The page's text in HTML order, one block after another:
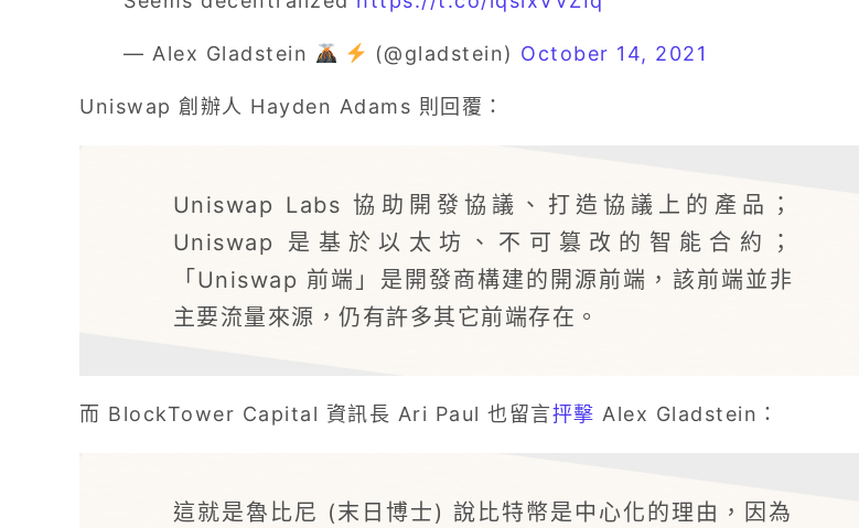
— Alex Gladstein (@gladstein) October 14, 2021
Uniswap 創辦人 Hayden Adams 則回覆：
Uniswap Labs 協助開發協議、打造協議上的產品；
Uniswap 是基於以太坊、不可篡改的智能合約；
「Uniswap 前端」是開發商構建的開源前端，該前端並非
主要流量來源，仍有許多其它前端存在。
而 BlockTower Capital 資訊長 Ari Paul 也留言抨擊 Alex Gladstein：
這就是魯比尼 (末日博士) 說比特幣是中心化的理由，因為